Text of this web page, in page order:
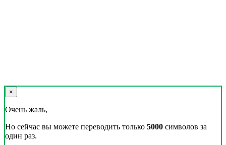
×
Очень жаль,
Но сейчас вы можете переводить только 5000 символов за
один раз.